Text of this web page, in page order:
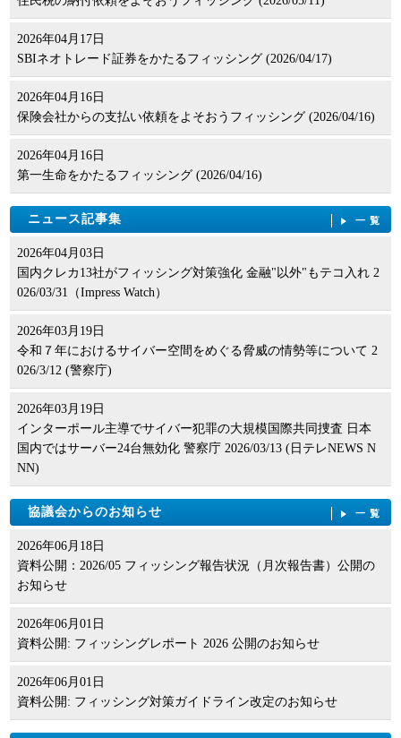
2026年04月17日
SBIネオトレード証券をかたるフィッシング (2026/04/17)
2026年04月16日
保険会社からの支払い依頼をよそおうフィッシング (2026/04/16)
2026年04月16日
第一生命をかたるフィッシング (2026/04/16)
ニュース記事集 一覧
2026年04月03日
国内クレカ13社がフィッシング対策強化 金融"以外"もテコ入れ 2
026/03/31（Impress Watch）
2026年03月19日
令和７年におけるサイバー空間をめぐる脅威の情勢等について 2
026/3/12 (警察庁)
2026年03月19日
インターポール主導でサイバー犯罪の大規模国際共同捜査 日本
国内ではサーバー24台無効化 警察庁 2026/03/13 (日テレNEWS N
NN)
協議会からのお知らせ 一覧
2026年06月18日
資料公開：2026/05 フィッシング報告状況（月次報告書）公開の
お知らせ
2026年06月01日
資料公開: フィッシングレポート 2026 公開のお知らせ
2026年06月01日
資料公開: フィッシング対策ガイドライン改定のお知らせ